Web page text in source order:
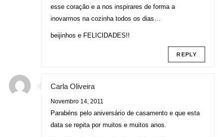
esse coração e a nos inspirares de forma a
inovarmos na cozinha todos os dias…
beijinhos e FELICIDADES!!
REPLY
Carla Oliveira
Novembro 14, 2011
Parabéns pelo aniversário de casamento e que esta
data se repita por muitos e muitos anos.